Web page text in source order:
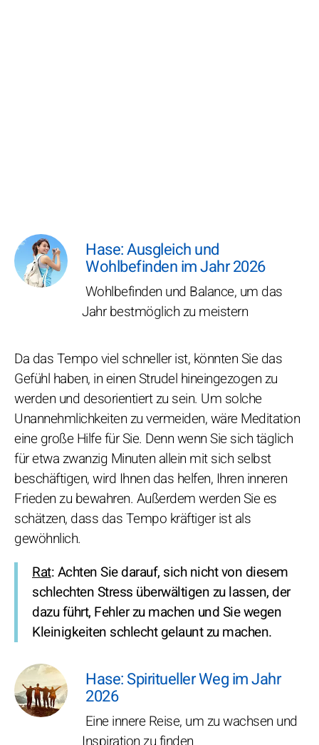
Hase: Ausgleich und
Wohlbefinden im Jahr 2026
Wohlbefinden und Balance, um das
Jahr bestmöglich zu meistern
Da das Tempo viel schneller ist, könnten Sie das
Gefühl haben, in einen Strudel hineingezogen zu
werden und desorientiert zu sein. Um solche
Unannehmlichkeiten zu vermeiden, wäre Meditation
eine große Hilfe für Sie. Denn wenn Sie sich täglich
für etwa zwanzig Minuten allein mit sich selbst
beschäftigen, wird Ihnen das helfen, Ihren inneren
Frieden zu bewahren. Außerdem werden Sie es
schätzen, dass das Tempo kräftiger ist als
gewöhnlich.
Rat: Achten Sie darauf, sich nicht von diesem
schlechten Stress überwältigen zu lassen, der
dazu führt, Fehler zu machen und Sie wegen
Kleinigkeiten schlecht gelaunt zu machen.
Hase: Spiritueller Weg im Jahr
2026
Eine innere Reise, um zu wachsen und